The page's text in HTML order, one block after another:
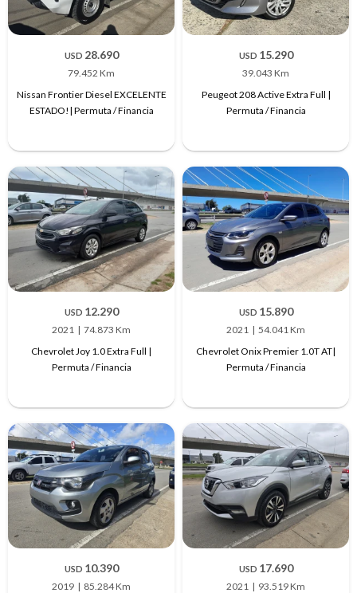
USD 28.690
79.452 Km
Nissan Frontier Diesel EXCELENTE
ESTADO!| Permuta / Financia
USD 15.290
39.043 Km
Peugeot 208 Active Extra Full |
Permuta / Financia
USD 12.290
2021
74.873 Km
Chevrolet Joy 1.0 Extra Full |
Permuta / Financia
USD 15.890
2021
54.041 Km
Chevrolet Onix Premier 1.0T AT|
Permuta / Financia
USD 10.390
2019
85.284 Km
USD 17.690
2021
93.519 Km